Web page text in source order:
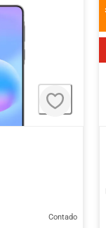
Contado